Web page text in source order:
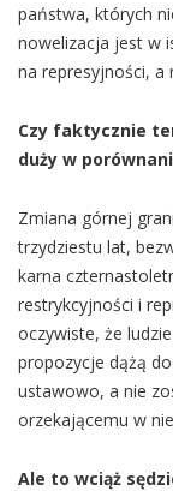
państwa, których
nowelizacja jest w
na represyjności, a
Czy faktycznie
duży w
Zmiana górnej
trzydziestu lat,
karna
restrykcyjności i
oczywiste, że
propozycje dążą
ustawowo, a nie
orzekającemu w
Ale to wciąż